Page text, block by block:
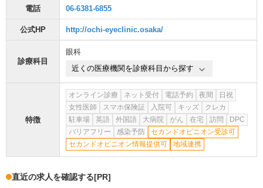
電話 06-6381-6855
公式HP http://ochi-eyeclinic.osaka/
診療科目
眼科
近くの医療機関を診療科目から探す
特徴
オンライン診療 ネット受付 電話予約 夜間
日祝
女性医師
スマホ保険証 入院可 キッズ
クレカ
駐車場
英語 外国語 大病院 がん 在宅 訪問
DPC
バリアフリー
感染予防
セカンドオピニオン受診可
セカンドオピニオン情報提供可
地域連携
直近の求人を確認する[PR]